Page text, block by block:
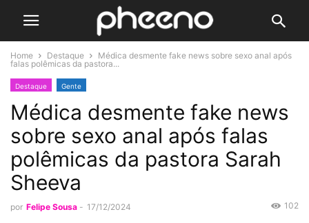
Home Destaque
Médica desmente fake news sobre sexo anal após
falas polêmicas da pastora...
Destaque Gente
Médica desmente fake news
sobre sexo anal após falas
polêmicas da pastora Sarah
Sheeva
por Felipe Sousa - 17/12/2024 102